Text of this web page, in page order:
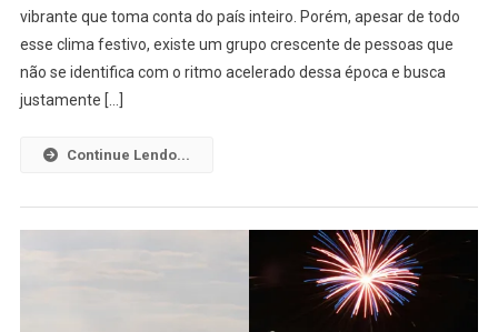
vibrante que toma conta do país inteiro. Porém, apesar de todo
esse clima festivo, existe um grupo crescente de pessoas que
não se identifica com o ritmo acelerado dessa época e busca
justamente […]
Continue Lendo...